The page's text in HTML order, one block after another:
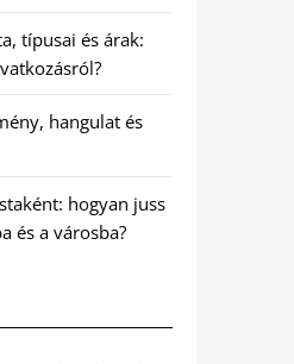
típusai és árak:
hangulat és
hogyan juss
és a városba?